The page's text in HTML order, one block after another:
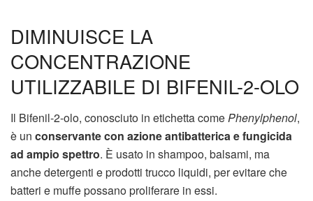
DIMINUISCE LA
CONCENTRAZIONE
UTILIZZABILE DI BIFENIL-2-OLO
Il Bifenil-2-olo, conosciuto in etichetta comePhenylphenol,
è un conservante con azione antibatterica e fungicida
ad ampio spettro. È usato in shampoo, balsami, ma
anche detergenti e prodotti trucco liquidi, per evitare che
batteri e muffe possano proliferare in essi.